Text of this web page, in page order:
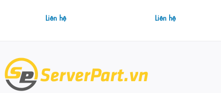
Liên hệ Liên hệ